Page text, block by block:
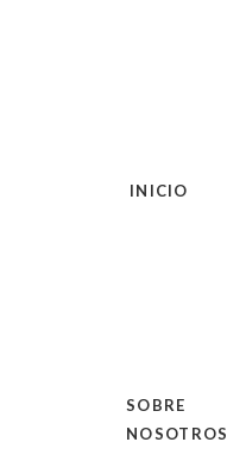
INICIO
SOBRE
NOSOTROS